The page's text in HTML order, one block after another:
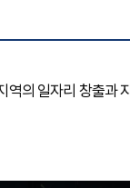
의 일자리 창출과